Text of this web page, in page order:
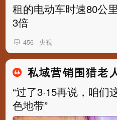
租的电动车时速80公
3倍
456 央视
私域营销围猎老
“过了3·15再说，咱
色地带”